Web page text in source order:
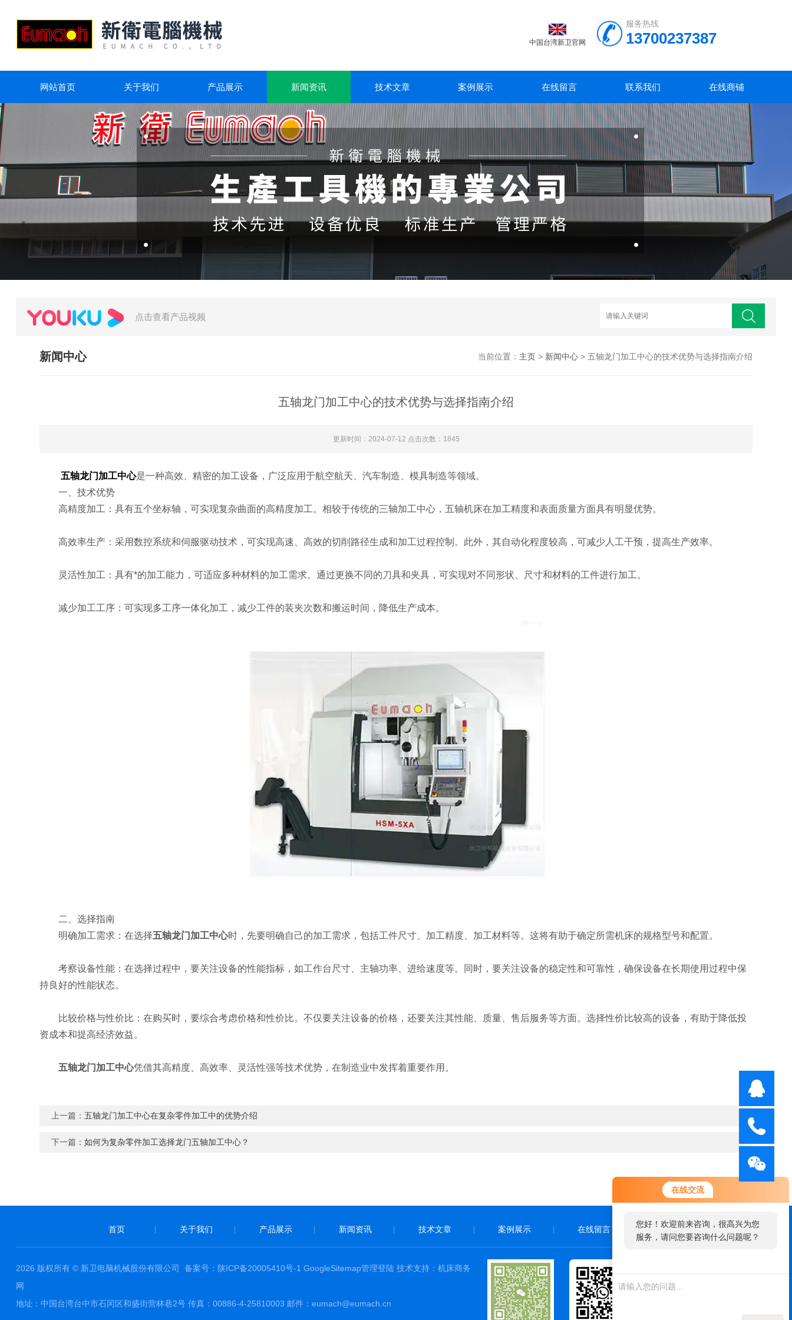
在线交流
您好！欢迎前来咨询，很高兴为您
服务，请问您要咨询什么问题呢？
服务热线
13700237387
中国台湾新卫官网
网站首页 关于我们 产品展示 新闻资讯 技术文章 案例展示 在线留言 联系我们 在线商铺
点击查看产品视频
新闻中心 当前位置： 主页> 新闻中心> 五轴龙门加工中心的技术优势与选择指南介绍
五轴龙门加工中心的技术优势与选择指南介绍
更新时间：2024-07-12 点击次数：1845
五轴龙门加工中心是一种高效、精密的加工设备，广泛应用于航空航天、汽车制造、模具制造等领域。
一、技术优势
高精度加工：具有五个坐标轴，可实现复杂曲面的高精度加工。相较于传统的三轴加工中心，五轴机床在加工精度和表面质量方面具有明显优势。
高效率生产：采用数控系统和伺服驱动技术，可实现高速、高效的切削路径生成和加工过程控制。此外，其自动化程度较高，可减少人工干预，提高生产效率。
灵活性加工：具有*的加工能力，可适应多种材料的加工需求。通过更换不同的刀具和夹具，可实现对不同形状、尺寸和材料的工件进行加工。
减少加工工序：可实现多工序一体化加工，减少工件的装夹次数和搬运时间，降低生产成本。
二、选择指南
明确加工需求：在选择五轴龙门加工中心时，先要明确自己的加工需求，包括工件尺寸、加工精度、加工材料等。这将有助于确定所需机床的规格型号和配置。
考察设备性能：在选择过程中，要关注设备的性能指标，如工作台尺寸、主轴功率、进给速度等。同时，要关注设备的稳定性和可靠性，确保设备在长期使用过程中保
持良好的性能状态。
比较价格与性价比：在购买时，要综合考虑价格和性价比。不仅要关注设备的价格，还要关注其性能、质量、售后服务等方面。选择性价比较高的设备，有助于降低投
资成本和提高经济效益。
五轴龙门加工中心凭借其高精度、高效率、灵活性强等技术优势，在制造业中发挥着重要作用。
上一篇： 五轴龙门加工中心在复杂零件加工中的优势介绍
下一篇：如何为复杂零件加工选择龙门五轴加工中心？
首页 关于我们 产品展示 新闻资讯 技术文章 案例展示 在线留言 联系我们
2026 版权所有 © 新卫电脑机械股份有限公司 备案号： 陕ICP备20005410号-1 GoogleSitemap管理登陆技术支持： 机床商务
网
地址：中国台湾台中市石冈区和盛街营林巷2号 传真：00886-4-25810003 邮件：eumach@eumach.cn